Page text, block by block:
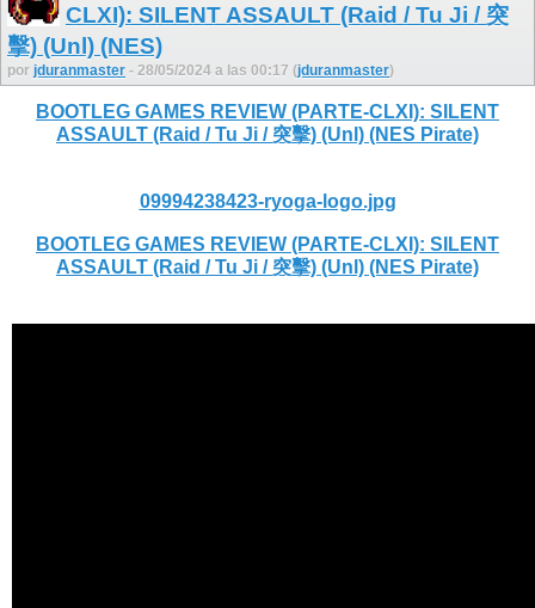
CLXI): SILENT ASSAULT (Raid / Tu Ji / 突
擊) (Unl) (NES)
por jduranmaster - 28/05/2024 a las 00:17 (jduranmaster)
BOOTLEG GAMES REVIEW (PARTE-CLXI): SILENT
ASSAULT (Raid / Tu Ji / 突擊) (Unl) (NES Pirate)
09994238423-ryoga-logo.jpg
BOOTLEG GAMES REVIEW (PARTE-CLXI): SILENT
ASSAULT (Raid / Tu Ji / 突擊) (Unl) (NES Pirate)